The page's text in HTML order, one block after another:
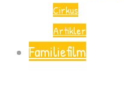
Cirkus
Artikler
Familiefilm